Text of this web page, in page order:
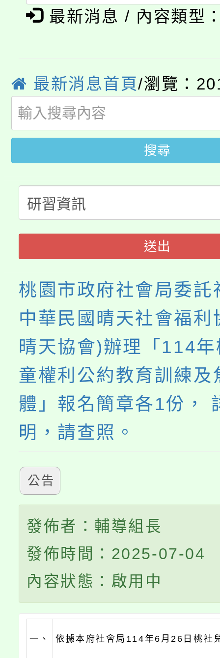
程
「本色祭」8/29、30在
8/21下午1時於龍潭區
局官網。
8月14至27日，桃園電
開!
115年桃園市運動會8/
田徑場及游泳池舉行。
桃園市低收入戶享有免
視費優惠，中低收入戶
半價優惠，詳情可洽有
者。
大園自造教育及科技
份教師增能研習
份教師研習
淨零綠生活教案入校路
會
程
最新消息 / 內容類型
最新消息首頁/瀏覽：
搜尋
送出
桃園市政府社會局委託
中華民國晴天社會福利
晴天協會)辦理「114
童權利公約教育訓練及
體」報名簡章各1份，
明，請查照。
公告
發佈者：輔導組長
發佈時間：2025-07-04
內容狀態：啟用中
一、 依據本府社會局114年6月26日桃社